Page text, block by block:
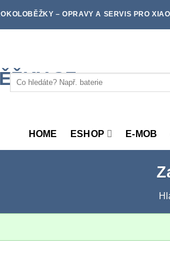
– OPRAVY A SERVIS PRO
Hledat:
HOME ESHOP E-MOB